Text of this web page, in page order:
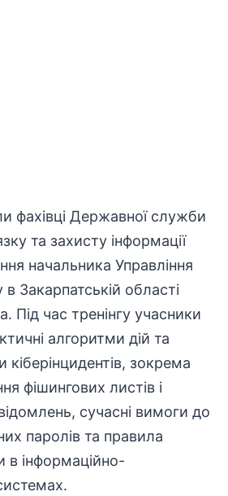
фахівці Державної служби
та захисту інформації
начальника Управління
Закарпатській області
Під час тренінгу учасники
алгоритми дій та
кіберінцидентів, зокрема
фішингових листів і
сучасні вимоги до
паролів та правила
в інформаційно-